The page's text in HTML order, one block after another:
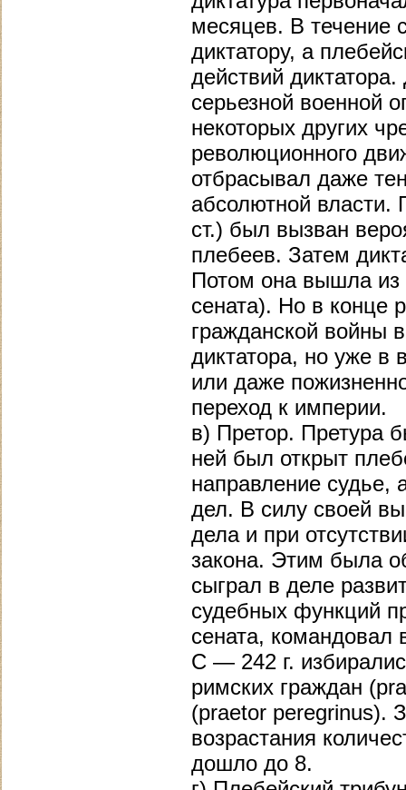
месяцев. В течение
диктатору, а
действий
серьезной военной
некоторых других
революционного
отбрасывал даже
абсолютной власти.
ст.) был вызван
плебеев. Затем
Потом она вышла из
сената). Но в конце
гражданской войны
диктатора, но уже в
или даже
переход к империи.
в) Претор. Претура
ней был открыт
направление судье,
дел. В силу своей
дела и при
закона. Этим была
сыграл в деле
судебных функций
сената, командовал
С — 242 г.
римских граждан
(praetor peregrinus).
возрастания
дошло до 8.